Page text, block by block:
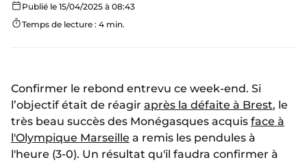
Publié le 15/04/2025 à 08:43
Temps de lecture : 4 min.
Confirmer le rebond entrevu ce week-end. Si
l’objectif était de réagir après la défaite à Brest, le
très beau succès des Monégasques acquis face à
l'Olympique Marseille a remis les pendules à
l'heure (3-0). Un résultat qu'il faudra confirmer à